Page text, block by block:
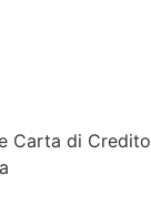
Carta di Credito​